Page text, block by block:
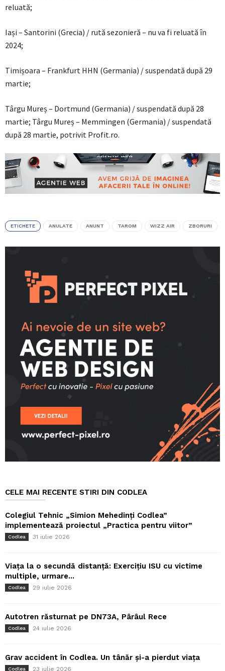
reluată;
Iași – Santorini (Grecia) / rută sezonieră – nu va fi reluată în
2024;
Timișoara – Frankfurt HHN (Germania) / suspendată după 29
martie;
Târgu Mureș – Dortmund (Germania) / suspendată după 28
martie; Târgu Mureș – Memmingen (Germania) / suspendată
după 28 martie, potrivit Profit.ro.
ETICHETE ANULATE ANUNT TAROM WIZZ AIR ZBORURI
CELE MAI RECENTE STIRI DIN CODLEA
Colegiul Tehnic „Simion Mehedinți Codlea”
implementează proiectul „Practica pentru viitor”
Codlea 31 iulie 2026
Viața la o secundă distanță: Exercițiu ISU cu victime
multiple, urmare...
Codlea 29 iulie 2026
Autotren răsturnat pe DN73A, Pârâul Rece
Codlea 24 iulie 2026
Grav accident în Codlea. Un tânăr și-a pierdut viața
Codlea 23 iulie 2026